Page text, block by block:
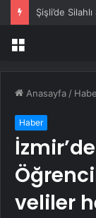
Şişli’de Silahlı
Menü
Anasayfa /
Haber
veliler